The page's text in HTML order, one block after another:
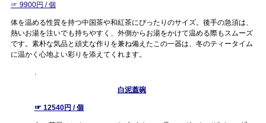
☞ 9900円 / 個
体を温める性質を持つ中国茶や和紅茶にぴったりのサイズ。後手の急須は、
熱いお湯を注いでも持ちやすく、外側からお湯をかけて温める際もスムーズ
です。素朴な気品と頑丈な作りを兼ね備えたこの一器は、冬のティータイム
に温かく心地よい彩りを添えてくれます。
.
白泥蓋碗
☞ 12540円 / 個